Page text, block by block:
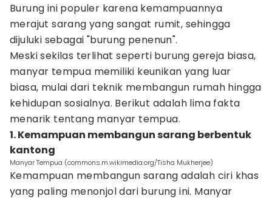
Burung ini populer karena kemampuannya
merajut sarang yang sangat rumit, sehingga
dijuluki sebagai "burung penenun".
Meski sekilas terlihat seperti burung gereja biasa,
manyar tempua memiliki keunikan yang luar
biasa, mulai dari teknik membangun rumah hingga
kehidupan sosialnya. Berikut adalah lima fakta
menarik tentang manyar tempua.
1. Kemampuan membangun sarang berbentuk
kantong
Manyar Tempua (commons.m.wikimedia.org/Tisha Mukherjee)
Kemampuan membangun sarang adalah ciri khas
yang paling menonjol dari burung ini. Manyar